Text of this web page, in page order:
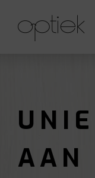
AAN